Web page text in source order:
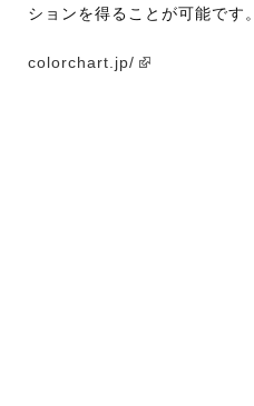
ションを得ることが可能です。
colorchart.jp/